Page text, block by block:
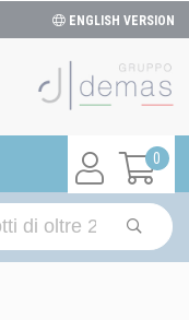
ENGLISH VERSION
0